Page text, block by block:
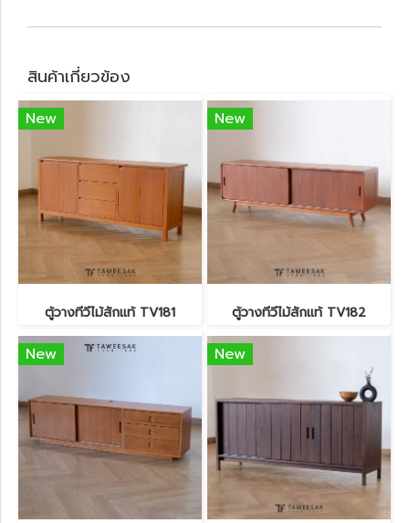
สินค้าเกี่ยวข้อง
New
ตู้วางทีวีไม้สักแท้ TV181
New
ตู้วางทีวีไม้สักแท้ TV182
New New